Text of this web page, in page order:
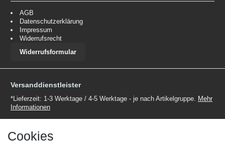
AGB
Datenschutzerklärung
Impressum
Widerrufsrecht
Widerrufsformular
Versanddienstleister
*Lieferzeit: 1-3 Werktage / 4-5 Werktage - je nach Artikelgruppe. Mehr
Informationen
Cookies